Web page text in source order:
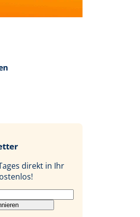
direkt in Ihr